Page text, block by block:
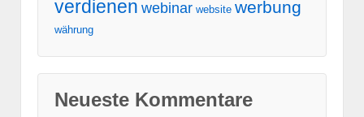
verdienen webinar website werbung
währung
Neueste Kommentare